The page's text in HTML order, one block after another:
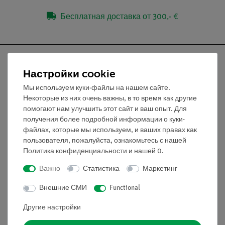
Бесплатная доставка от 300,- €
Nach oben
Информация
Контактное лицо
Условия сотрудничества
Вводные данные
Обслуживание
Настройки cookie
Мы используем куки-файлы на нашем сайте.
Некоторые из них очень важны, в то время как другие
помогают нам улучшить этот сайт и ваш опыт. Для
получения более подробной информации о куки-
файлах, которые мы используем, и ваших правах как
пользователя, пожалуйста, ознакомьтесь с нашей
Политика конфиденциальности и нашей 0.
Важно Статистика Маркетинг
Внешние СМИ Functional
Другие настройки